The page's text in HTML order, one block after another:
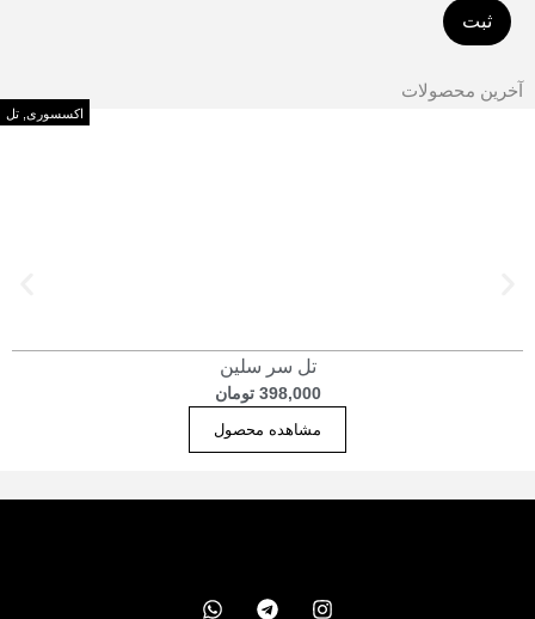
آخرین محصولات
اکسسوری تل
تل سر سلین
398,000 تومان
مشاهده محصول